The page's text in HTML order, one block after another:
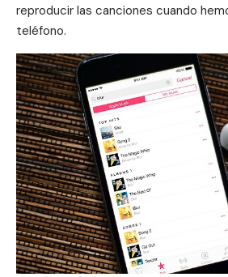
reproducir las canciones cuando
teléfono.